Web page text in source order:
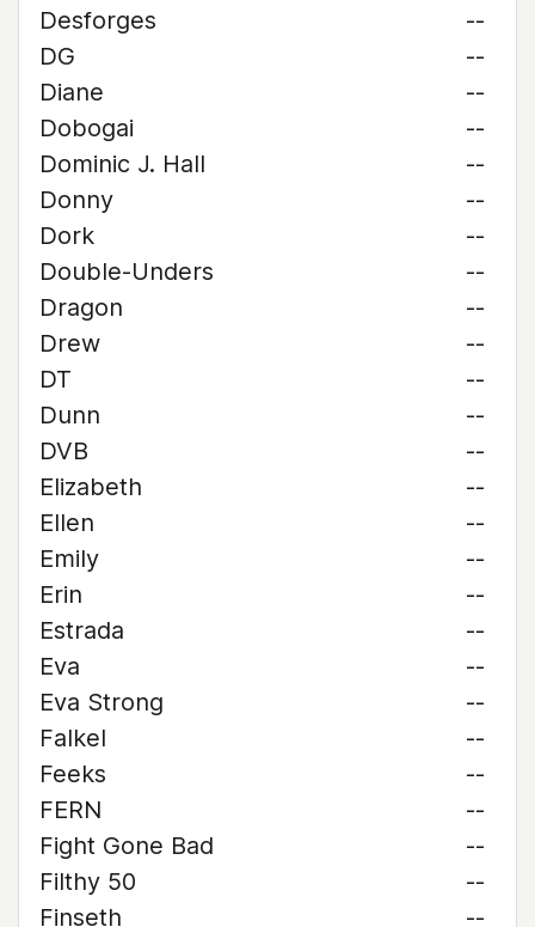
Desforges
--
DG
--
Diane
--
Dobogai
--
Dominic J. Hall
--
Donny
--
Dork
--
Double-Unders
--
Dragon
--
Drew
--
DT
--
Dunn
--
DVB
--
Elizabeth
--
Ellen
--
Emily
--
Erin
--
Estrada
--
Eva
--
Eva Strong
--
Falkel
--
Feeks
--
FERN
--
Fight Gone Bad
--
Filthy 50
--
Finseth
--